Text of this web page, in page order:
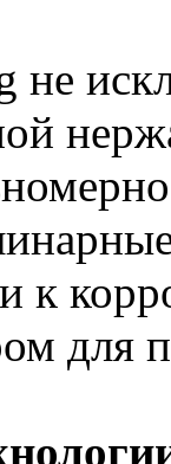
к
для